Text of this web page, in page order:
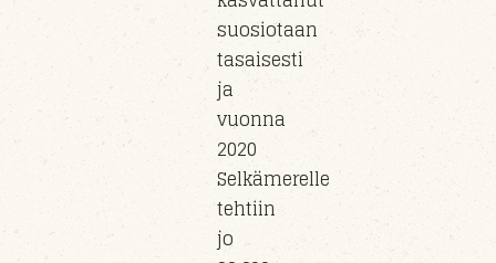
suosiotaan
tasaisesti
ja
vuonna
2020
Selkämerelle
tehtiin
jo